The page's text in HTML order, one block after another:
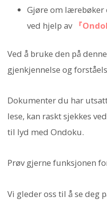
Gjøre om
ved hjelp av 『
Ved å bruke den på
gjenkjennelse og
Dokumenter du har
lese, kan raskt sjekkes
til lyd med Ondoku.
Prøv gjerne funksjonen
Vi gleder oss til å se deg